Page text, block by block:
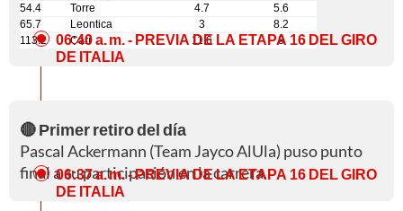
54.4
Torre 4.7
5.6
65.7
Leontica 3
8.2
113.2
Carì 11.6 8
06:40 a. m.- PREVIA DE LA ETAPA 16 DEL GIRO
DE ITALIA
🔴 Primer retiro del día
Pascal Ackermann (Team Jayco AlUla) puso punto
final a su participación en la carrera.
06:37 a. m.- PREVIA DE LA ETAPA 16 DEL GIRO
DE ITALIA